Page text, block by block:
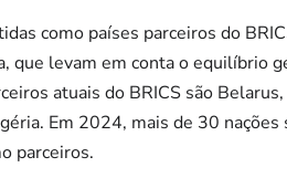
como países parceiros do
que levam em conta o equilíbrio
atuais do BRICS são
Em 2024, mais de 30
parceiros.